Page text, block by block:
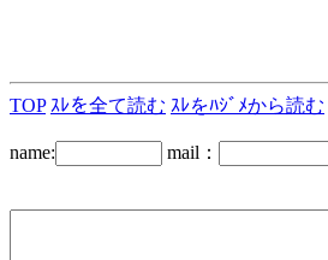
TOP ｽﾚを全て読む ｽﾚをﾊｼﾞﾒから読む
name: mail：